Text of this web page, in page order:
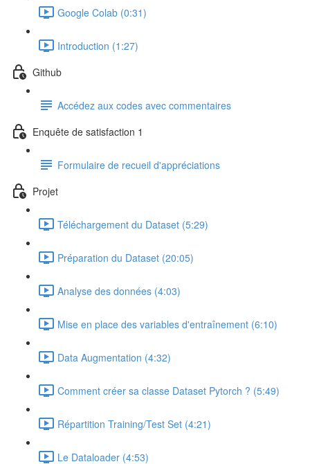
Google Colab (0:31)
Introduction (1:27)
Github
Accédez aux codes avec commentaires
Enquête de satisfaction 1
Formulaire de recueil d'appréciations
Projet
Téléchargement du Dataset (5:29)
Préparation du Dataset (20:05)
Analyse des données (4:03)
Mise en place des variables d'entraînement (6:10)
Data Augmentation (4:32)
Comment créer sa classe Dataset Pytorch ? (5:49)
Répartition Training/Test Set (4:21)
Le Dataloader (4:53)